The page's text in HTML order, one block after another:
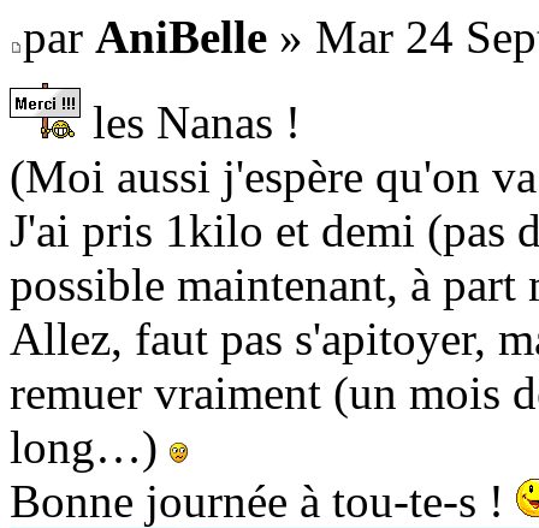
par AniBelle » Mar 24
les Nanas !
(Moi aussi j'espère qu'on
J'ai pris 1kilo et demi (pas
possible maintenant, à
Allez, faut pas s'apitoyer,
remuer vraiment (un mois
long…)
Bonne journée à tou-te-s !